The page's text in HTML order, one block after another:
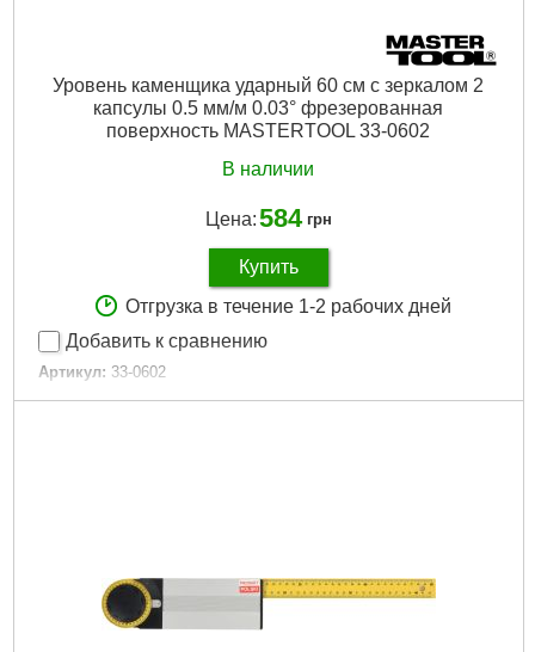
Уровень каменщика ударный 60 см с зеркалом 2
капсулы 0.5 мм/м 0.03° фрезерованная
поверхность MASTERTOOL 33-0602
В наличии
Цена:584 грн
Купить
Отгрузка в течение 1-2 рабочих дней
Добавить к сравнению
Артикул: 33-0602
Код товара: 22.94.05
Вес брутто: 460 г
Подробнее...